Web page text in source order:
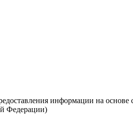
информации на основе
Федерации)